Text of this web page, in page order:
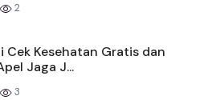
2
Cek Kesehatan Gratis dan
Jaga J...
3